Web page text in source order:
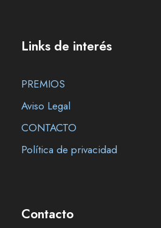
Links de interés
PREMIOS
Aviso Legal
CONTACTO
Política de privacidad
Contacto